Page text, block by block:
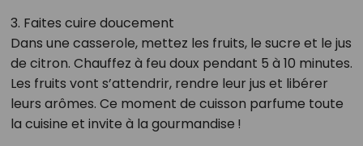
3. Faites cuire doucement
Dans une casserole, mettez les fruits, le sucre et le jus
de citron. Chauffez à feu doux pendant 5 à 10 minutes.
Les fruits vont s’attendrir, rendre leur jus et libérer
leurs arômes. Ce moment de cuisson parfume toute
la cuisine et invite à la gourmandise !